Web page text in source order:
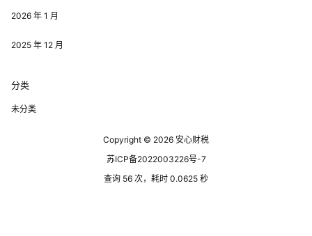
进行返税申报…
2026 年 1 月
2025 年 12 月
分类
未分类
Copyright © 2026 安心财税
苏ICP备2022003226号-7
查询 56 次，耗时 0.0625 秒